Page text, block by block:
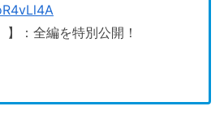
】：全編を特別公開！